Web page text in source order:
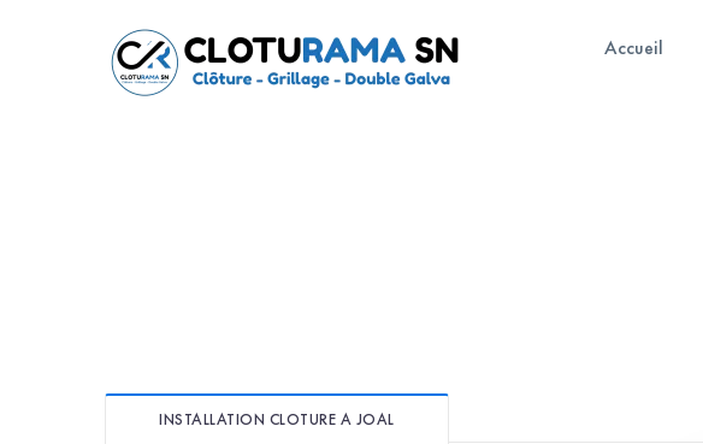
Accueil
INSTALLATION CLOTURE A JOAL